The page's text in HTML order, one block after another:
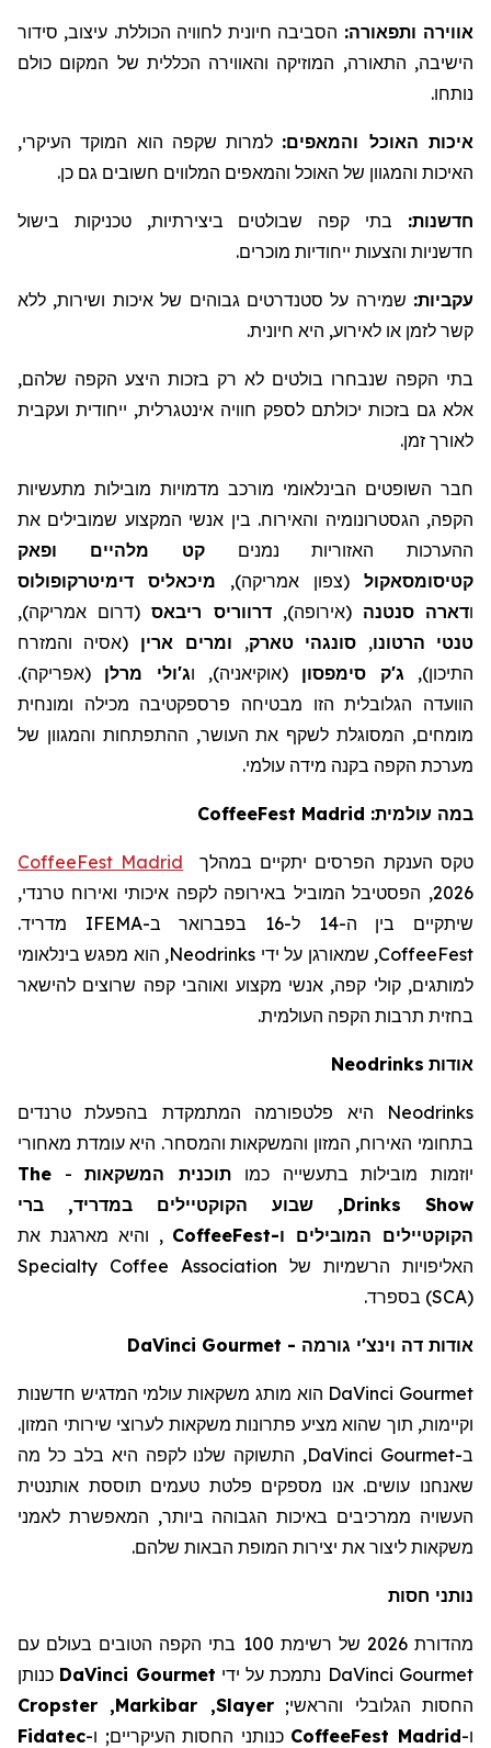
אווירה ותפאורה: הסביבה חיונית לחוויה הכוללת. עיצוב, סידור
הישיבה, התאורה, המוזיקה והאווירה הכללית של המקום כולם
נותחו.
איכות האוכל והמאפים: למרות שקפה הוא המוקד העיקרי,
האיכות והמגוון של האוכל והמאפים המלווים חשובים גם כן.
חדשנות: בתי קפה שבולטים ביצירתיות, טכניקות בישול
חדשניות והצעות ייחודיות מוכרים.
עקביות: שמירה על סטנדרטים גבוהים של איכות ושירות, ללא
קשר לזמן או לאירוע, היא חיונית.
בתי הקפה שנבחרו בולטים לא רק בזכות היצע הקפה שלהם,
אלא גם בזכות יכולתם לספק חוויה אינטגרלית, ייחודית ועקבית
לאורך זמן.
חבר השופטים הבינלאומי מורכב מדמויות מובילות מתעשיות
הקפה, הגסטרונומיה והאירוח. בין אנשי המקצוע שמובילים את
ההערכות האזוריות נמנים קט מלהיים
ופאק
קטיסומסאקול (צפון אמריקה), מיכאליס
דימיטרקופולוס
ודארה סנטנה (אירופה),דרווריס ריבאס(דרום אמריקה),
טנטי הרטונו, סונגהי טארק, ומריםארין (אסיה והמזרח
התיכון), ג'ק סימפסון (אוקיאניה), וג'ולי מרלן (אפריקה).
הוועדה הגלובלית הזו מבטיחה פרספקטיבה מכילה ומונחית
מומחים, המסוגלת לשקף את העושר, ההתפתחות והמגוון של
מערכת הקפה בקנה מידה עולמי.
במה עולמית: CoffeeFest Madrid
טקס הענקת הפרסים יתקיים במהלך CoffeeFest Madrid
2026, הפסטיבל המוביל באירופה לקפה איכותי ואירוח טרנדי,
שיתקיים בין ה-14 ל-16 בפברואר ב-
IFEMA מדריד.
CoffeeFest, שמאורגן על ידי Neodrinks, הוא מפגש בינלאומי
למותגים,קולי קפה, אנשי מקצוע ואוהבי קפה שרוצים להישאר
בחזית תרבות הקפה העולמית.
אודות Neodrinks
Neodrinks היא פלטפורמה המתמקדת בהפעלת טרנדים
בתחומי האירוח, המזון והמשקאות והמסחר. היא עומדת מאחורי
יוזמות מובילות בתעשייה כמו
תוכנית המשקאות-
The
Drinks Show, שבוע הקוקטיילים במדריד, ברי
הקוקטיילים המובילים ו-CoffeeFest , והיא מארגנת את
האליפויות הרשמיות של Specialty Coffee Association
(SCA) בספרד.
אודות דה וינצ'י גורמה -
DaVinci Gourmet
DaVinci Gourmet הוא מותג משקאות עולמי המדגיש חדשנות
וקיימות, תוך שהוא מציע פתרונות משקאות לערוצי שירותי המזון.
ב-DaVinci Gourmet, התשוקה שלנו לקפה היא בלב כל מה
שאנחנו עושים. אנו מספקים פלטת טעמים תוססת אותנטית
העשויה ממרכיבים באיכות הגבוהה ביותר, המאפשרת לאמני
משקאות ליצור את יצירות המופת הבאות שלהם.
נותני חסות
מהדורת 2026 של רשימת 100 בתי הקפה הטובים בעולם עם
DaVinci Gourmet נתמכת על ידי DaVinci Gourmet כנותן
החסות הגלובלי והראשי; Slayer
,
Markibar
,
Cropster
ו-
CoffeeFest Madrid כנותני החסות העיקריים; ו-Fidatec